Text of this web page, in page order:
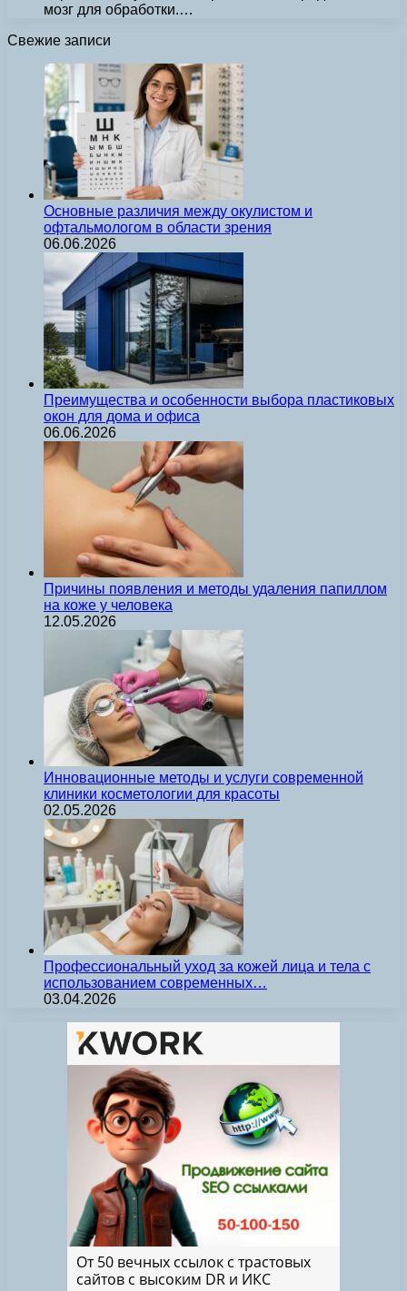
мозг для обработки.…
Свежие записи
Основные различия между окулистом и
офтальмологом в области зрения
06.06.2026
Преимущества и особенности выбора пластиковых
окон для дома и офиса
06.06.2026
Причины появления и методы удаления папиллом
на коже у человека
12.05.2026
Инновационные методы и услуги современной
клиники косметологии для красоты
02.05.2026
Профессиональный уход за кожей лица и тела с
использованием современных…
03.04.2026